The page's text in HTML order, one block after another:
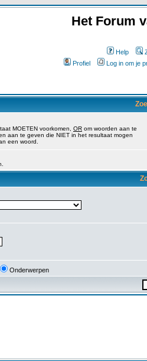
Het Forum
Help
Profiel
Log in om je
MOETEN voorkomen, OR om woorden aan te
aan te geven die NIET in het resultaat mogen
een woord.
Onderwerpen